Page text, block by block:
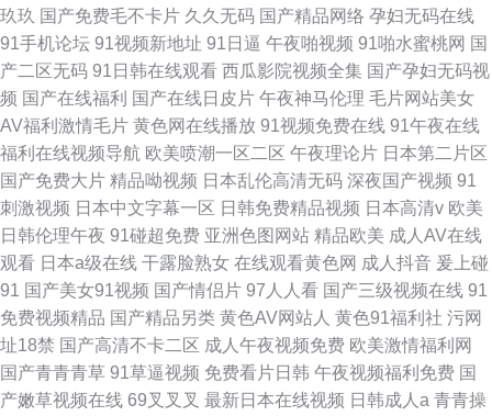
玖玖 国产免费毛不卡片 久久无码 国产精品网络 孕妇无码在线
91手机论坛 91视频新地址 91日逼 午夜啪视频 91啪水蜜桃网 国
产二区无码 91日韩在线观看 西瓜影院视频全集 国产孕妇无码视
频 国产在线福利 国产在线日皮片 午夜神马伦理 毛片网站美女
AV福利激情毛片 黄色网在线播放 91视频免费在线 91午夜在线
福利在线视频导航 欧美喷潮一区二区 午夜理论片 日本第二片区
国产免费大片 精品呦视频 日本乱伦高清无码 深夜国产视频 91
刺激视频 日本中文字幕一区 日韩免费精品视频 日本高清v 欧美
日韩伦理午夜 91碰超免费 亚洲色图网站 精品欧美 成人AV在线
观看 日本a级在线 干露脸熟女 在线观看黄色网 成人抖音 爰上碰
91 国产美女91视频 国产情侣片 97人人看 国产三级视频在线 91
免费视频精品 国产精品另类 黄色AV网站人 黄色91福利社 污网
址18禁 国产高清不卡二区 成人午夜视频免费 欧美激情福利网
国产青青青草 91草逼视频 免费看片日韩 午夜视频福利免费 国
产嫩草视频在线 69叉叉叉 最新日本在线视频 日韩成人a 青青操